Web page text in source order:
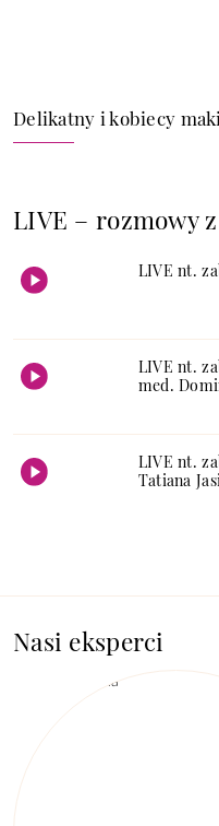
Delikatny i kobiecy
LIVE – rozmowy
LIVE nt.
LIVE nt.
med.
LIVE nt.
Tatiana
Nasi eksperci